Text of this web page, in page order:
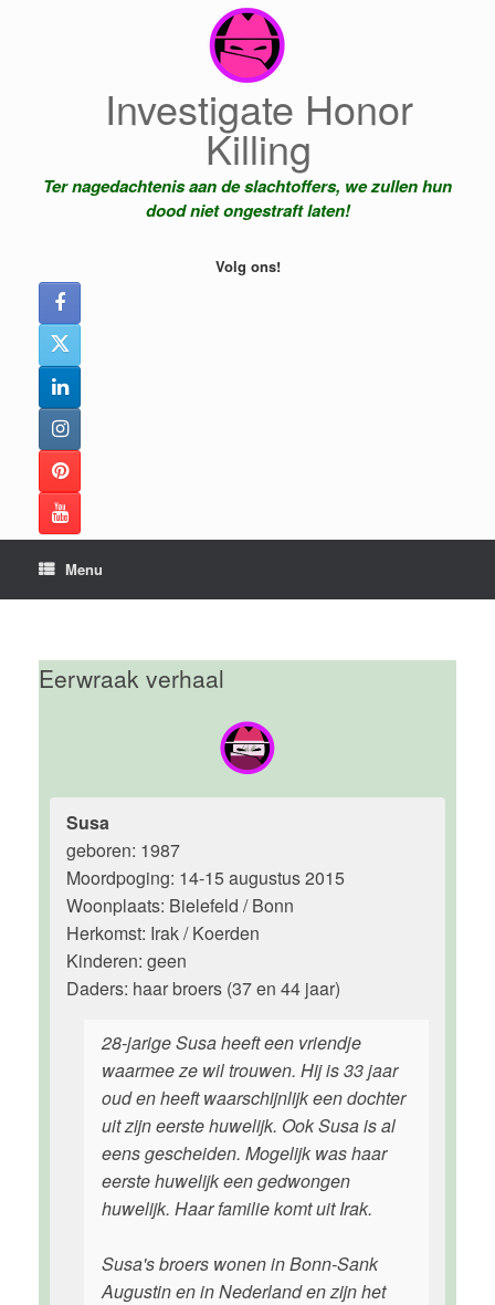
Investigate Honor
Killing
Ter nagedachtenis aan de slachtoffers, we zullen hun
dood niet ongestraft laten!
Volg ons!
Menu
Eerwraak verhaal
Susa
geboren: 1987
Moordpoging: 14-15 augustus 2015
Woonplaats: Bielefeld / Bonn
Herkomst: Irak / Koerden
Kinderen: geen
Daders: haar broers (37 en 44 jaar)
28-jarige Susa heeft een vriendje
waarmee ze wil trouwen. Hij is 33 jaar
oud en heeft waarschijnlijk een dochter
uit zijn eerste huwelijk. Ook Susa is al
eens gescheiden. Mogelijk was haar
eerste huwelijk een gedwongen
huwelijk. Haar familie komt uit Irak.
Susa's broers wonen in Bonn-Sank
Augustin en in Nederland en zijn het